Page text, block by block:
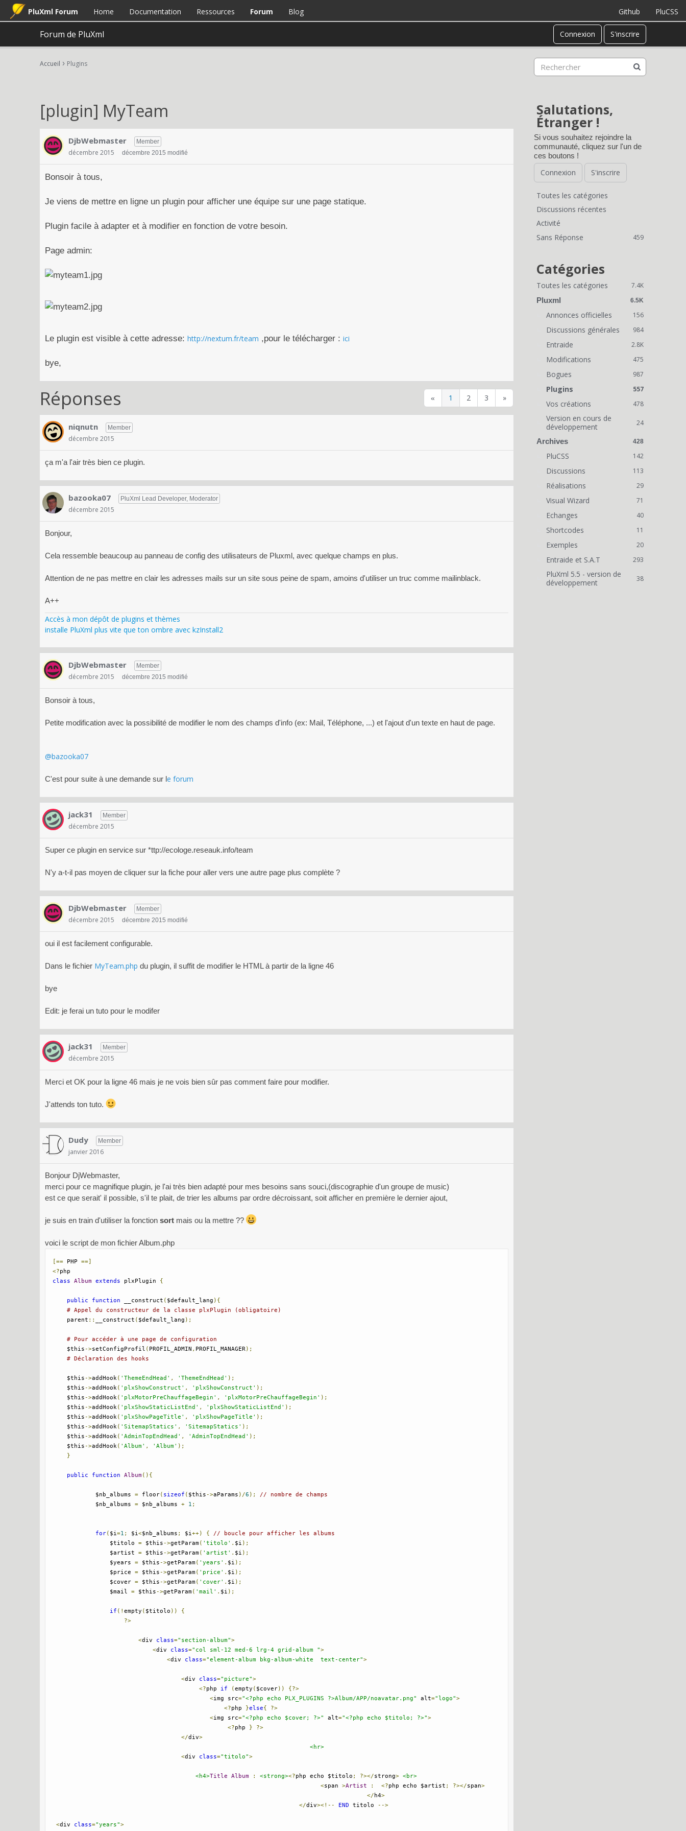
PluXml Forum Home Documentation Ressources Forum Blog PluCSS
Github
Forum de PluXml Connexion S'inscrire
Accueil › Plugins
[plugin] MyTeam
DjbWebmaster Member
décembre 2015 décembre 2015 modifié
Bonsoir à tous,
Je viens de mettre en ligne un plugin pour afficher une équipe sur une page statique.
Plugin facile à adapter et à modifier en fonction de votre besoin.
Page admin:
Le plugin est visible à cette adresse: http://nextum.fr/team ,pour le télécharger : ici
bye,
« 1 2 3 »
Réponses
niqnutn Member
décembre 2015
ça m'a l'air très bien ce plugin.
bazooka07 PluXml Lead Developer, Moderator
décembre 2015
Bonjour,
Cela ressemble beaucoup au panneau de config des utilisateurs de Pluxml, avec quelque champs en plus.
Attention de ne pas mettre en clair les adresses mails sur un site sous peine de spam, amoins d'utiliser un truc comme mailinblack.
A++
Accès à mon dépôt de plugins et thèmes
installe PluXml plus vite que ton ombre avec kzInstall2
DjbWebmaster Member
décembre 2015 décembre 2015 modifié
Bonsoir à tous,
Petite modification avec la possibilité de modifier le nom des champs d'info (ex: Mail, Téléphone, ...) et l'ajout d'un texte en haut de page.
@bazooka07
C'est pour suite à une demande sur le forum
jack31 Member
décembre 2015
Super ce plugin en service sur *ttp://ecologe.reseauk.info/team
N'y a-t-il pas moyen de cliquer sur la fiche pour aller vers une autre page plus complète ?
DjbWebmaster Member
décembre 2015 décembre 2015 modifié
oui il est facilement configurable.
Dans le fichier MyTeam.php du plugin, il suffit de modifier le HTML à partir de la ligne 46
bye
Edit: je ferai un tuto pour le modifer
jack31 Member
décembre 2015
Merci et OK pour la ligne 46 mais je ne vois bien sûr pas comment faire pour modifier.
J'attends ton tuto.
Dudy Member
janvier 2016
Bonjour DjWebmaster,
merci pour ce magnifique plugin, je l'ai très bien adapté pour mes besoins sans souci,(discographie d'un groupe de music)
est ce que serait' il possible, s'il te plait, de trier les albums par ordre décroissant, soit afficher en première le dernier ajout,
je suis en train d'utiliser la fonction sort mais ou la mettre ??
voici le script de mon fichier Album.php
[== PHP ==]
<?
class
Album extends plxPlugin {
public function __construct ( $default_lang ){
# Appel du constructeur de la classe plxPlugin (obligatoire)
    parent
:: __construct ( $default_lang );
# Pour accéder à une page de configuration
    $this
->setConfigProfil ( PROFIL_ADMIN , PROFIL_MANAGER );
# Déclaration des hooks
    $this
->addHook ( 'ThemeEndHead' , 'ThemeEndHead' );
    $this
->addHook ( 'plxShowConstruct' , 'plxShowConstruct' );
    $this
->addHook ( 'plxMotorPreChauffageBegin' , 'plxMotorPreChauffageBegin' );
    $this
->addHook ( 'plxShowStaticListEnd' , 'plxShowStaticListEnd' );
    $this
->addHook ( 'plxShowPageTitle' , 'plxShowPageTitle' );
    $this
->addHook ( 'SitemapStatics' , 'SitemapStatics' );
    $this
->addHook ( 'AdminTopEndHead' , 'AdminTopEndHead' );
    $this
->addHook ( 'Album' , 'Album' );
}
public function Album(){
            $nb_albums
= floor( sizeof ( $this->aParams )/6 );
// nombre de champs
            $nb_albums
= $nb_albums + 1 ;
for( $i =1 ; $i <$nb_albums ; $i ++) {
// boucle pour afficher les albums
                $titolo
= $this->getParam( 'titolo' . $i );
                $artist
= $this->getParam( 'artist' . $i );
                $years
= $this->getParam( 'years' . $i );
                $price
= $this->getParam( 'price' . $i );
                $cover
= $this->getParam( 'cover' . $i );
                $mail
= $this->getParam( 'mail' . $i );
if (! empty ( $titolo ))
{
?>
<div class="section-album">
<div class="col sml-12 med-6 lrg-4 grid-album ">
<div class="element-album bkg-album-white  text-center">
<div class="picture">
<?php if (empty ( $cover))
{?>
<img src="<?php echo PLX_PLUGINS ?>Album/APP/noavatar.png" alt="logo">
<?php }else{
?>
<img src="<?php echo $cover; ?>" alt="<?php echo $titolo; ?>">
<?php }
?>
</div>
<hr>
<div class="titolo">
<h4>Title Album : <strong><?php echo $titolo ; ?></strong> <br>
<span >Artist : <?php echo $artist ; ?></span>
</ h4>
</div><!-- END titolo -->
<div class="years">
Salutations,
Étranger !
Si vous souhaitez rejoindre la
communauté, cliquez sur l'un de
ces boutons !
Connexion S'inscrire
L
i
e
n
s
r
Toutes les catégories
Discussions récentes
Activité
Sans Réponse
459
Catégories
7.4K
Toutes les catégories
6.5K
Pluxml
156
Annonces officielles
984
Discussions générales
2.8K
Entraide
475
Modifications
987
Bogues
557
Plugins
478
Vos créations
24
Version en cours de
développement
428
Archives
142
PluCSS
113
Discussions
29
Réalisations
71
Visual Wizard
40
Echanges
11
Shortcodes
20
Exemples
293
Entraide et S.A.T
38
PluXml 5.5 - version de
développement